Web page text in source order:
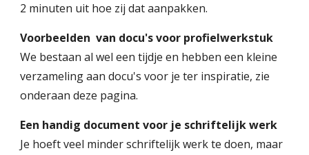
2 minuten uit hoe zij dat aanpakken.
Voorbeelden van docu's voor profielwerkstuk
We bestaan al wel een tijdje en hebben een kleine
verzameling aan docu's voor je ter inspiratie, zie
onderaan deze pagina.
Een handig document voor je schriftelijk werk
Je hoeft veel minder schriftelijk werk te doen, maar